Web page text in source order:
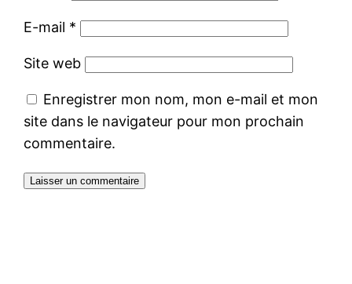
E-mail *
Site web
Enregistrer mon nom, mon e-mail et mon
site dans le navigateur pour mon prochain
commentaire.